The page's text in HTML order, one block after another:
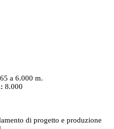
a 6.000 m.
8.000
di progetto e produzione